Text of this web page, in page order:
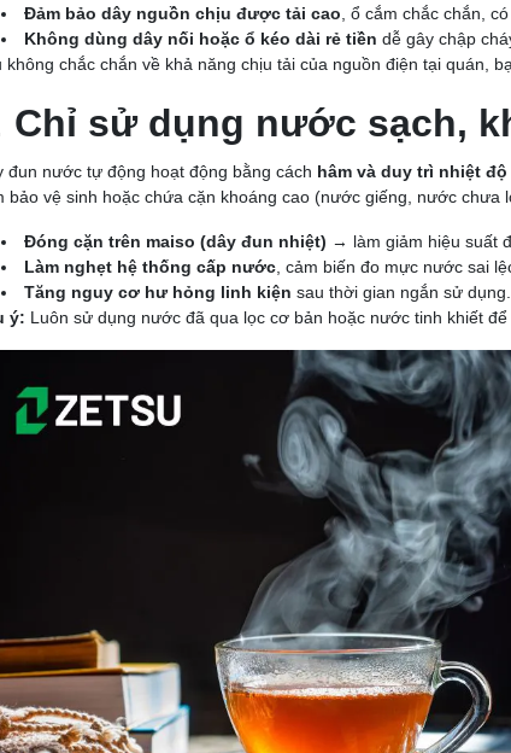
Đảm bảo dây nguồn chịu được tải cao , ổ cắm chắc chắn,
Không dùng dây nối hoặc ổ kéo dài rẻ tiền dễ gây chập
không chắc chắn về khả năng chịu tải của nguồn điện tại quán,
Chỉ sử dụng nước sạch,
đun nước tự động hoạt động bằng cách hâm và duy trì nhiệt
bảo vệ sinh hoặc chứa cặn khoáng cao (nước giếng, nước chưa
Đóng cặn trên maiso (dây đun nhiệt) → làm giảm hiệu suất
Làm nghẹt hệ thống cấp nước , cảm biến đo mực nước sai
Tăng nguy cơ hư hỏng linh kiện sau thời gian ngắn sử dụng.
ý: Luôn sử dụng nước đã qua lọc cơ bản hoặc nước tinh khiết để